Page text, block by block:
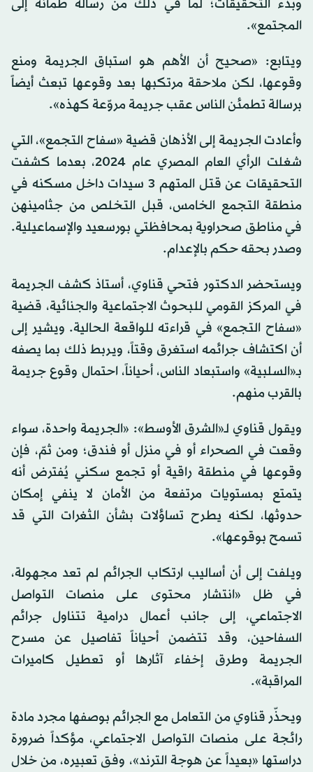
وبدء التحقيقات؛ لما في ذلك من رسالة طمأنة إلى
المجتمع».
ويتابع: «صحيح أن الأهم هو استباق الجريمة ومنع
وقوعها، لكن ملاحقة مرتكبها بعد وقوعها تبعث أيضاً
برسالة تطمئن الناس عقب جريمة مروّعة كهذه».
وأعادت الجريمة إلى الأذهان قضية «سفاح التجمع»، التي
شغلت الرأي العام المصري عام 2024، بعدما كشفت
التحقيقات عن قتل المتهم 3 سيدات داخل مسكنه في
منطقة التجمع الخامس، قبل التخلص من جثامينهن
في مناطق صحراوية بمحافظتي بورسعيد والإسماعيلية.
وصدر بحقه حكم بالإعدام.
ويستحضر الدكتور فتحي قناوي، أستاذ كشف الجريمة
في المركز القومي للبحوث الاجتماعية والجنائية، قضية
«سفاح التجمع» في قراءته للواقعة الحالية. ويشير إلى
أن اكتشاف جرائمه استغرق وقتاً، ويربط ذلك بما يصفه
بـ«السلبية» واستبعاد الناس، أحياناً، احتمال وقوع جريمة
بالقرب منهم.
ويقول قناوي لـ«الشرق الأوسط»: «الجريمة واحدة، سواء
وقعت في الصحراء أو في منزل أو فندق؛ ومن ثمّ، فإن
وقوعها في منطقة راقية أو تجمع سكني يُفترض أنه
يتمتع بمستويات مرتفعة من الأمان لا ينفي إمكان
حدوثها، لكنه يطرح تساؤلات بشأن الثغرات التي قد
تسمح بوقوعها».
ويلفت إلى أن أساليب ارتكاب الجرائم لم تعد مجهولة،
في ظل «انتشار محتوى على منصات التواصل
الاجتماعي، إلى جانب أعمال درامية تتناول جرائم
السفاحين، وقد تتضمن أحياناً تفاصيل عن مسرح
الجريمة وطرق إخفاء آثارها أو تعطيل كاميرات
المراقبة».
ويحذّر قناوي من التعامل مع الجرائم بوصفها مجرد مادة
رائجة على منصات التواصل الاجتماعي، مؤكداً ضرورة
دراستها «بعيداً عن هوجة الترند»، وفق تعبيره، من خلال